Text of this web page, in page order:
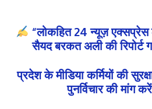
“लोकहित 24 न्यूज़ एक्सप्रेस
सैयद बरकत अली की रिपोर्ट
प्रदेश के मीडिया कर्मियों की
पुनर्विचार की मांग